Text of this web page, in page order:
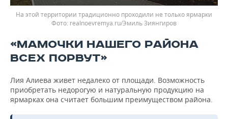
На этой территории традиционно проходили не только ярмарки
realnoevremya.ru/Эмиль Зиянгиров
«МАМОЧКИ НАШЕГО РАЙОНА
ВСЕХ ПОРВУТ»
Лия Алиева живет недалеко от площади. Возможность
приобретать недорогую и натуральную продукцию на
ярмарках она считает большим преимуществом района.